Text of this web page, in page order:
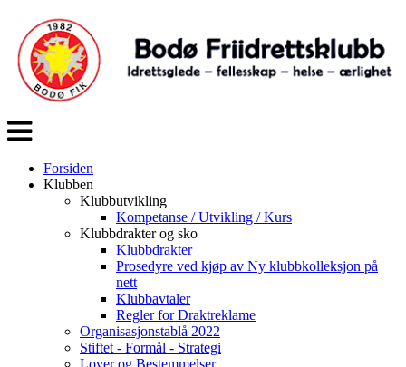
Veksle
navigasjon
Forsiden
Klubben
Klubbutvikling
Kompetanse / Utvikling / Kurs
Klubbdrakter og sko
Klubbdrakter
Prosedyre ved kjøp av Ny klubbkolleksjon på
nett
Klubbavtaler
Regler for Draktreklame
Organisasjonstablå 2022
Stiftet - Formål - Strategi